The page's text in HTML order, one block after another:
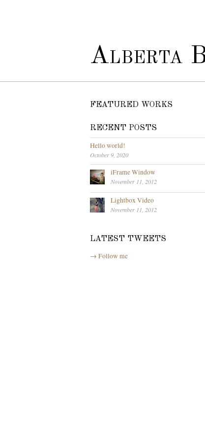
Alberta
FEATURED WORKS
RECENT POSTS
Hello world!
October 9, 2020
iFrame Window
November 11, 2012
Lightbox Video
November 11, 2012
LATEST TWEETS
→ Follow me